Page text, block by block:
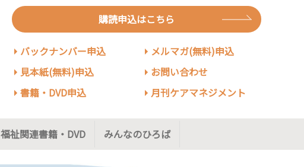
購読申込はこちら
バックナンバー申込
見本紙(無料)申込
書籍・DVD申込
メルマガ(無料)申込
お問い合わせ
月刊ケアマネジメント
福祉関連書籍・DVD みんなのひろば